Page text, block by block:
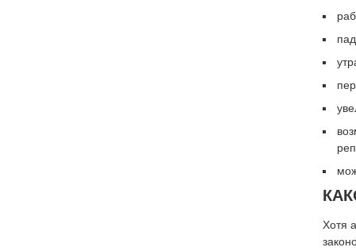
Хотя